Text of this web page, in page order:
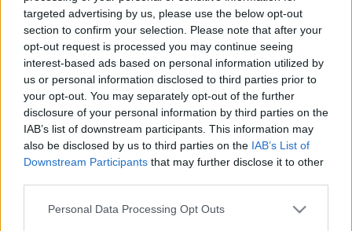
targeted advertising by us, please use the below opt-out
section to confirm your selection. Please note that after your
opt-out request is processed you may continue seeing
interest-based ads based on personal information utilized by
us or personal information disclosed to third parties prior to
your opt-out. You may separately opt-out of the further
disclosure of your personal information by third parties on the
IAB’s list of downstream participants. This information may
also be disclosed by us to third parties on the IAB’s List of
Downstream Participants that may further disclose it to other
Please note that this website/app uses one or more Google
Personal Data Processing Opt Outs
alakító, mindig…